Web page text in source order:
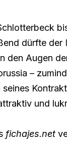
dürfte der
den Augen
–
und
fichajes.net